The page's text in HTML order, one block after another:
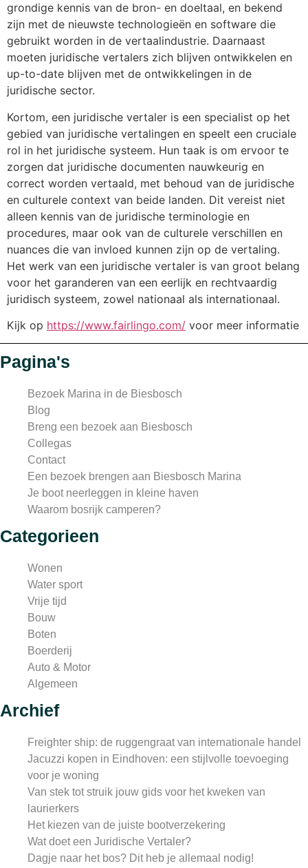
grondige kennis van de bron- en doeltaal, en bekend
zijn met de nieuwste technologieën en software die
gebruikt worden in de vertaalindustrie. Daarnaast
moeten juridische vertalers zich blijven ontwikkelen en
up-to-date blijven met de ontwikkelingen in de
juridische sector.
Kortom, een juridische vertaler is een specialist op het
gebied van juridische vertalingen en speelt een cruciale
rol in het juridische systeem. Hun taak is om ervoor te
zorgen dat juridische documenten nauwkeurig en
correct worden vertaald, met behoud van de juridische
en culturele context van beide landen. Dit vereist niet
alleen kennis van de juridische terminologie en
procedures, maar ook van de culturele verschillen en
nuances die van invloed kunnen zijn op de vertaling.
Het werk van een juridische vertaler is van groot belang
voor het garanderen van een eerlijk en rechtvaardig
juridisch systeem, zowel nationaal als internationaal.
Kijk op https://www.fairlingo.com/ voor meer informatie
Pagina's
Bezoek Marina in de Biesbosch
Blog
Breng een bezoek aan Biesbosch
Collegas
Contact
Een bezoek brengen aan Biesbosch Marina
Je boot neerleggen in kleine haven
Waarom bosrijk camperen?
Categorieen
Wonen
Water sport
Vrije tijd
Bouw
Boten
Boerderij
Auto & Motor
Algemeen
Archief
Freighter ship: de ruggengraat van internationale handel
Jacuzzi kopen in Eindhoven: een stijlvolle toevoeging
voor je woning
Van stek tot struik jouw gids voor het kweken van
laurierkers
Het kiezen van de juiste bootverzekering
Wat doet een Juridische Vertaler?
Dagje naar het bos? Dit heb je allemaal nodig!